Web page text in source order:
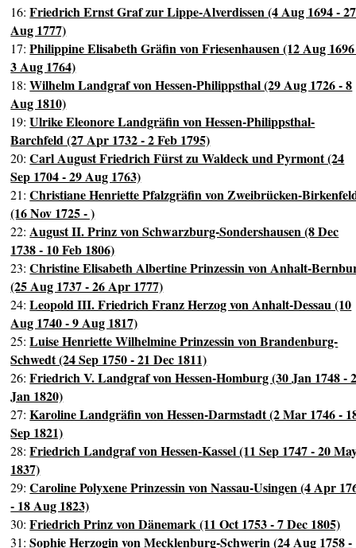
16:Friedrich Ernst Graf zur Lippe-Alverdissen (4 Aug 1694 - 27
Aug 1777)
17:Philippine Elisabeth Gräfin von Friesenhausen (12 Aug
3 Aug 1764)
18:Wilhelm Landgraf von Hessen-Philippsthal (29 Aug 1726 - 8
Aug 1810)
19:Ulrike Eleonore Landgräfin von Hessen-Philippsthal-
Barchfeld (27 Apr 1732 - 2 Feb 1795)
20:Carl August Friedrich Fürst zu Waldeck und Pyrmont (24
Sep 1704 - 29 Aug 1763)
21:Christiane Henriette Pfalzgräfin von Zweibrücken-
(16 Nov 1725 - )
22:August II. Prinz von Schwarzburg-Sondershausen (8 Dec
1738 - 10 Feb 1806)
23:Christine Elisabeth Albertine Prinzessin von Anhalt-
(25 Aug 1737 - 26 Apr 1777)
24:Leopold III. Friedrich Franz Herzog von Anhalt-Dessau (10
Aug 1740 - 9 Aug 1817)
25:Luise Henriette Wilhelmine Prinzessin von Brandenburg-
Schwedt (24 Sep 1750 - 21 Dec 1811)
26:Friedrich V. Landgraf von Hessen-Homburg (30 Jan 1748 -
Jan 1820)
27:Karoline Landgräfin von Hessen-Darmstadt (2 Mar 1746 -
Sep 1821)
28:Friedrich Landgraf von Hessen-Kassel (11 Sep 1747 - 20
1837)
29:Caroline Polyxene Prinzessin von Nassau-Usingen (4 Apr
- 18 Aug 1823)
30:Friedrich Prinz von Dänemark (11 Oct 1753 - 7 Dec 1805)
31:Sophie Herzogin von Mecklenburg-Schwerin (24 Aug 1758 -